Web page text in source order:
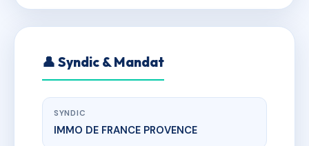
👤 Syndic & Mandat
SYNDIC
IMMO DE FRANCE PROVENCE